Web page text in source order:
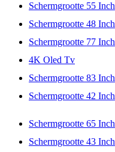
Schermgrootte 55 Inch
Schermgrootte 48 Inch
Schermgrootte 77 Inch
4K Oled Tv
Schermgrootte 83 Inch
Schermgrootte 42 Inch
Schermgrootte 65 Inch
Schermgrootte 43 Inch